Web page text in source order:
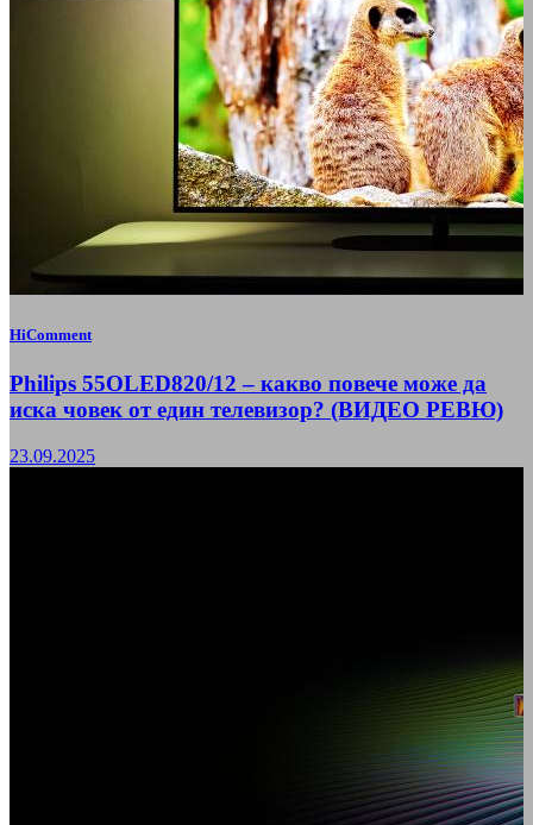
HiComment
Philips 55OLED820/12 – какво повече може да
иска човек от един телевизор? (ВИДЕО РЕВЮ)
23.09.2025